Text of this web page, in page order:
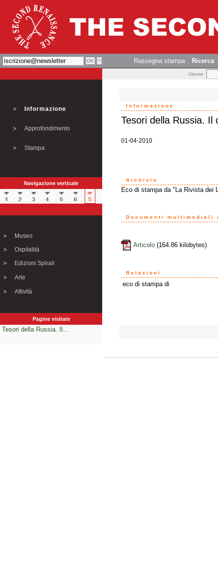
Rassegna stampa Ricerca
Utente
Informazione
Approfondimento
Stampa
Navigazione verticale
Museo
Ospitalità
Edizioni Spirali
Arte
Attività
Pagine visitate
Tesori della Russia. Il...
Informazione
Tesori della Russia. Il
01-04-2010
Archivio
Eco di stampa da "La Rivista dei
Documenti multimediali
Articolo(164.86 kilobytes)
Relazioni
eco di stampa di